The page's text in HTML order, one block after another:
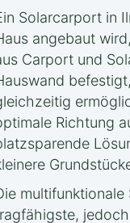
Solarcarport in
angebaut
Carport und
Richtung